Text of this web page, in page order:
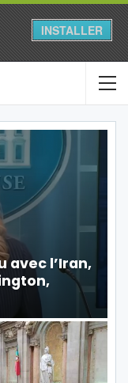
INSTALLER
avec l’Iran,